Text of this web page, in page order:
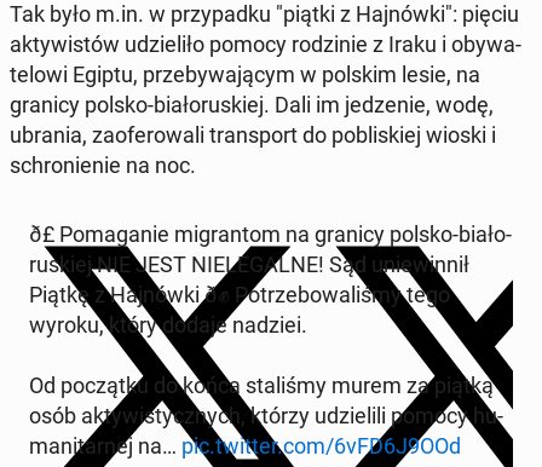
Tak było m.in. w przy­pad­ku "piątki z Haj­nów­ki": pięciu
ak­ty­wi­stów udzie­li­ło pomocy ro­dzi­nie z Iraku i oby­wa­
te­lo­wi Egiptu, prze­by­wa­ją­cym w polskim lesie, na
granicy polsko-bia­ło­ru­skiej. Dali im je­dze­nie, wodę,
ubrania, za­ofe­ro­wa­li trans­port do po­bli­skiej wioski i
schro­nie­nie na noc.
ð£ Po­ma­ga­nie mi­gran­tom na granicy polsko-bia­ło­
ru­skiej NIE JEST NIE­LE­GAL­NE! Sąd unie­win­nił
Piątkę z Haj­nów­ki ð✊ Po­trze­bo­wa­li­śmy tego
wyroku, który dodaje nadziei.
Od po­cząt­ku do końca sta­li­śmy murem za piątką
osób ak­ty­wi­stycz­nych, którzy udzie­li­li pomocy hu­
ma­ni­tar­nej na… pic.twitter.com/6vFD6J9OOd